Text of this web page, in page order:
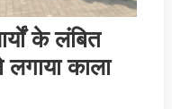
के लंबित
काला